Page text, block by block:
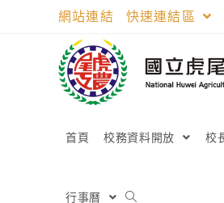
網站連結 快速連結區
首頁 校務資料開放 校
行事曆